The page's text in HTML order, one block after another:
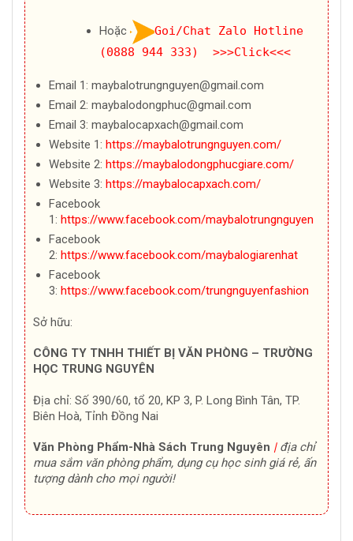
Hoặc
Goi/Chat Zalo Hotline
(0888 944 333) >>>Click<<<
Email 1: maybalotrungnguyen@gmail.com
Email 2: maybalodongphuc@gmail.com
Email 3: maybalocapxach@gmail.com
Website 1: https://maybalotrungnguyen.com/
Website 2: https://maybalodongphucgiare.com/
Website 3: https://maybalocapxach.com/
Facebook
1: https://www.facebook.com/maybalotrungnguyen
Facebook
2: https://www.facebook.com/maybalogiarenhat
Facebook
3: https://www.facebook.com/trungnguyenfashion
Sở hữu:
CÔNG TY TNHH THIẾT BỊ VĂN PHÒNG – TRƯỜNG
HỌC TRUNG NGUYÊN
Địa chỉ: Số 390/60, tổ 20, KP 3, P. Long Bình Tân, TP.
Biên Hoà, Tỉnh Đồng Nai
Văn Phòng Phẩm-Nhà Sách Trung Nguyên | địa chỉ
mua sắm văn phòng phẩm, dụng cụ học sinh giá rẻ, ấn
tượng dành cho mọi người!